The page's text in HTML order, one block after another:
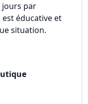
jours par
est éducative et
situation.